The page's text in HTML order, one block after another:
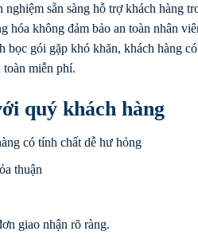
sẵn sàng hỗ trợ khách hàng
hóa không đảm bảo an toàn nhân
bọc gói gặp khó khăn, khách hàng
miễn phí.
quý khách hàng
có tính chất dễ hư hỏng
thuận
giao nhận rõ ràng.